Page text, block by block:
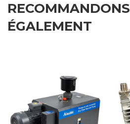
RECOMMANDONS
ÉGALEMENT